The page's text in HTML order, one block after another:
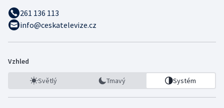
261 136 113
info@ceskatelevize.cz
Vzhled
Světlý Tmavý Systém